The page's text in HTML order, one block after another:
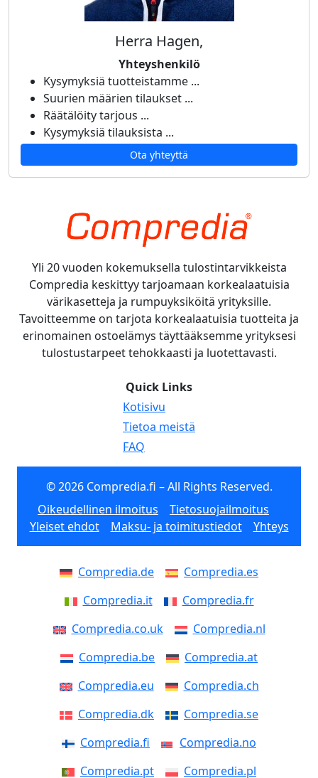
Herra Hagen,
Yhteyshenkilö
Kysymyksiä tuotteistamme ...
Suurien määrien tilaukset ...
Räätälöity tarjous ...
Kysymyksiä tilauksista ...
Ota yhteyttä
Yli 20 vuoden kokemuksella tulostintarvikkeista
Compredia keskittyy tarjoamaan korkealaatuisia
värikasetteja ja rumpuyksiköitä yrityksille.
Tavoitteemme on tarjota korkealaatuisia tuotteita ja
erinomainen ostoelämys täyttääksemme yrityksesi
tulostustarpeet tehokkaasti ja luotettavasti.
Quick Links
Kotisivu
Tietoa meistä
FAQ
© 2026 Compredia.fi – All Rights Reserved.
Oikeudellinen ilmoitus
Tietosuojailmoitus
Yleiset ehdot
Maksu- ja toimitustiedot Yhteys
Compredia.de
Compredia.es
Compredia.it
Compredia.fr
Compredia.co.uk
Compredia.nl
Compredia.be
Compredia.at
Compredia.eu
Compredia.ch
Compredia.dk
Compredia.se
Compredia.fi
Compredia.no
Compredia.pt
Compredia.pl